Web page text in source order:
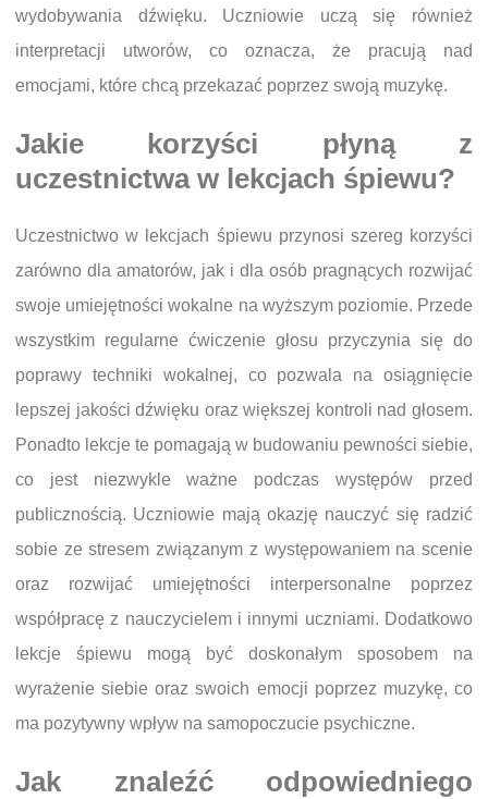
wydobywania dźwięku. Uczniowie uczą się również
interpretacji utworów, co oznacza, że pracują nad
emocjami, które chcą przekazać poprzez swoją muzykę.
Jakie korzyści płyną z
uczestnictwa w lekcjach śpiewu?
Uczestnictwo w lekcjach śpiewu przynosi szereg korzyści
zarówno dla amatorów, jak i dla osób pragnących rozwijać
swoje umiejętności wokalne na wyższym poziomie. Przede
wszystkim regularne ćwiczenie głosu przyczynia się do
poprawy techniki wokalnej, co pozwala na osiągnięcie
lepszej jakości dźwięku oraz większej kontroli nad głosem.
Ponadto lekcje te pomagają w budowaniu pewności siebie,
co jest niezwykle ważne podczas występów przed
publicznością. Uczniowie mają okazję nauczyć się radzić
sobie ze stresem związanym z występowaniem na scenie
oraz rozwijać umiejętności interpersonalne poprzez
współpracę z nauczycielem i innymi uczniami. Dodatkowo
lekcje śpiewu mogą być doskonałym sposobem na
wyrażenie siebie oraz swoich emocji poprzez muzykę, co
ma pozytywny wpływ na samopoczucie psychiczne.
Jak znaleźć odpowiedniego